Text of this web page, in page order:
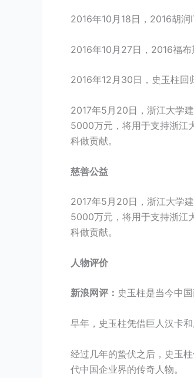
2016年10月18日，2016胡润
2016年10月27日，2016福布
2016年12月30日，史玉柱回
2017年5月20日，浙江大学
5000万元，将用于支持浙江
科做贡献。
慈善公益
2017年5月20日，浙江大学
5000万元，将用于支持浙江
科做贡献。
人物评价
新浪网评： 史玉柱是当今中
早年，史玉柱凭借巨人汉卡
经过几年的蛰伏之后，史玉
代中国企业界的传奇人物。